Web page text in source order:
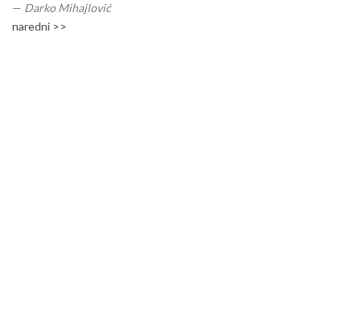
— Darko Mihajlović
naredni >>